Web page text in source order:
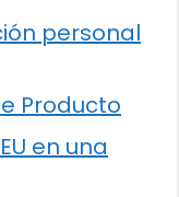
personal
Producto
en una